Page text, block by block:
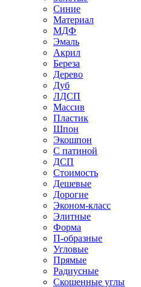
Синие
Материал
МДФ
Эмаль
Акрил
Береза
Дерево
Дуб
ЛДСП
Массив
Пластик
Шпон
Экошпон
С патиной
ДСП
Стоимость
Дешевые
Дорогие
Эконом-класс
Элитные
Форма
П-образные
Угловые
Прямые
Радиусные
Скошенные углы